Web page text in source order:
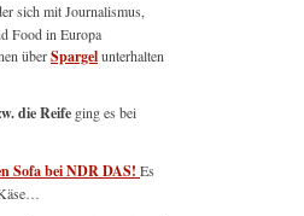
sich mit Journalismus,
Food in Europa
überSpargelunterhalten
die Reife ging es bei
Sofa bei NDR DAS! Es